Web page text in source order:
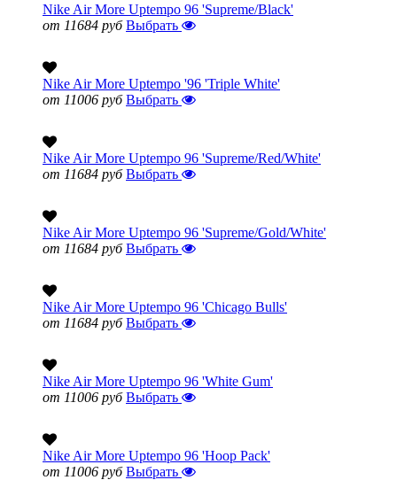
Nike Air More Uptempo 96 'Supreme/Black'
от 11684 руб Выбрать
Nike Air More Uptempo '96 'Triple White'
от 11006 руб Выбрать
Nike Air More Uptempo 96 'Supreme/Red/White'
от 11684 руб Выбрать
Nike Air More Uptempo 96 'Supreme/Gold/White'
от 11684 руб Выбрать
Nike Air More Uptempo 96 'Chicago Bulls'
от 11684 руб Выбрать
Nike Air More Uptempo 96 'White Gum'
от 11006 руб Выбрать
Nike Air More Uptempo 96 'Hoop Pack'
от 11006 руб Выбрать